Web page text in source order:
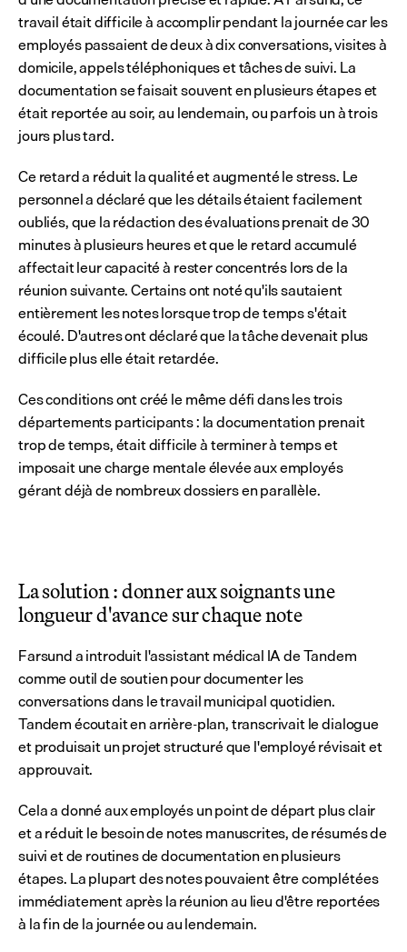
travail était difficile à accomplir pendant la journée car les
employés passaient de deux à dix conversations, visites à
domicile, appels téléphoniques et tâches de suivi. La
documentation se faisait souvent en plusieurs étapes et
était reportée au soir, au lendemain, ou parfois un à trois
jours plus tard.
Ce retard a réduit la qualité et augmenté le stress. Le
personnel a déclaré que les détails étaient facilement
oubliés, que la rédaction des évaluations prenait de 30
minutes à plusieurs heures et que le retard accumulé
affectait leur capacité à rester concentrés lors de la
réunion suivante. Certains ont noté qu'ils sautaient
entièrement les notes lorsque trop de temps s'était
écoulé. D'autres ont déclaré que la tâche devenait plus
difficile plus elle était retardée.
Ces conditions ont créé le même défi dans les trois
départements participants : la documentation prenait
trop de temps, était difficile à terminer à temps et
imposait une charge mentale élevée aux employés
gérant déjà de nombreux dossiers en parallèle.
La solution : donner aux soignants une
longueur d'avance sur chaque note
Farsund a introduit l'assistant médical IA de Tandem
comme outil de soutien pour documenter les
conversations dans le travail municipal quotidien.
Tandem écoutait en arrière-plan, transcrivait le dialogue
et produisait un projet structuré que l'employé révisait et
approuvait.
Cela a donné aux employés un point de départ plus clair
et a réduit le besoin de notes manuscrites, de résumés de
suivi et de routines de documentation en plusieurs
étapes. La plupart des notes pouvaient être complétées
immédiatement après la réunion au lieu d'être reportées
à la fin de la journée ou au lendemain.